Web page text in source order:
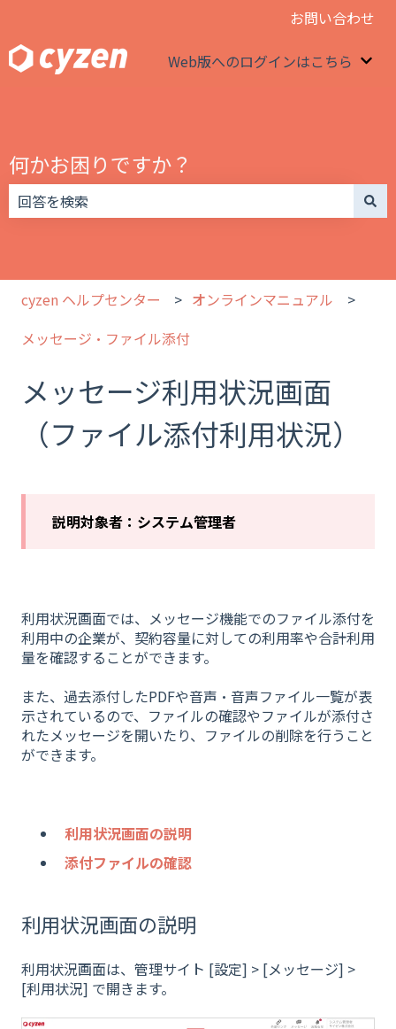
お問い合わせ
Web版へのログインはこちら
何かお困りですか？
cyzen ヘルプセンター
オンラインマニュアル
メッセージ・ファイル添付
メッセージ利用状況画面
（ファイル添付利用状況）
説明対象者：システム管理者
利用状況画面では、メッセージ機能でのファイル添付を
利用中の企業が、契約容量に対しての利用率や合計利用
量を確認することができます。
また、過去添付したPDFや音声・音声ファイル一覧が表
示されているので、ファイルの確認やファイルが添付さ
れたメッセージを開いたり、ファイルの削除を行うこと
ができます。
利用状況画面の説明
添付ファイルの確認
利用状況画面の説明
利用状況画面は、管理サイト [設定] > [メッセージ] >
[利用状況] で開きます。